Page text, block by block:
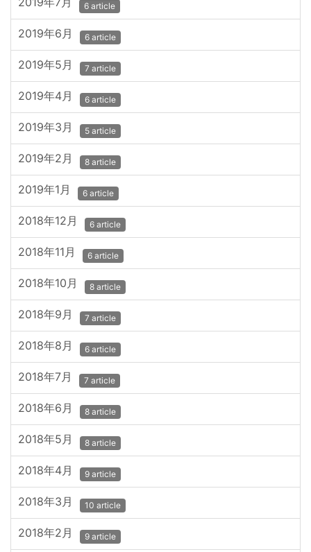
6 article
2019年6月 6 article
2019年5月 7 article
2019年4月 6 article
2019年3月 5 article
2019年2月 8 article
2019年1月 6 article
2018年12月 6 article
2018年11月 6 article
2018年10月 8 article
2018年9月 7 article
2018年8月 6 article
2018年7月 7 article
2018年6月 8 article
2018年5月 8 article
2018年4月 9 article
2018年3月 10 article
2018年2月 9 article